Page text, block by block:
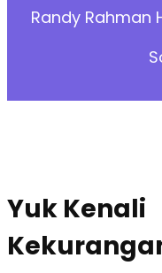
Randy Rahman
Yuk Kenali